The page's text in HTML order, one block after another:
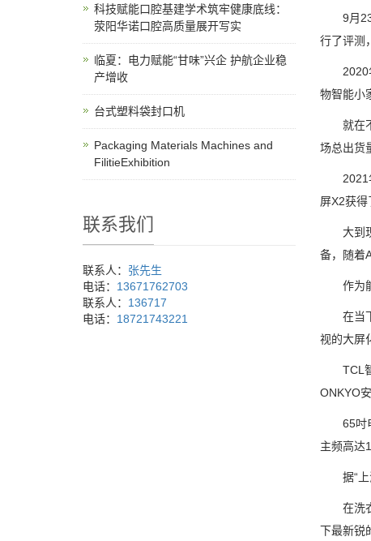
9月23
行了评测
2020年
物智能小
就在不
场总出货
2021年
屏X2获
大到现
备，随着
作为能
在当下
视的大屏
TCL智
ONKYO
65吋电
主频高达
据“上海
在洗衣
下最新锐
科技赋能口腔基建学术筑牢健康底线：
荥阳华诺口腔高质量展开写实
临夏：电力赋能“甘味”兴企 护航企业稳
产增收
台式塑料袋封口机
Packaging Materials Machines and
FilitieExhibition
联系我们
联系人： 张先生
电话： 13671762703
联系人： 136717
电话： 18721743221